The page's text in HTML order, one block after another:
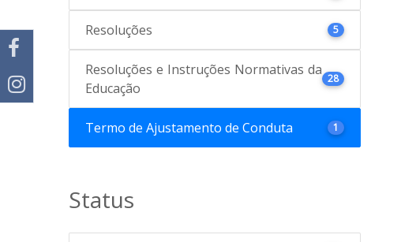
Resoluções 5
Resoluções e Instruções Normativas da
Educação
28
Termo de Ajustamento de Conduta 1
Status